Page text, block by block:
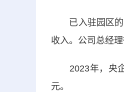
已入驻园区的
收入。公司总经
2023年，央企
元。